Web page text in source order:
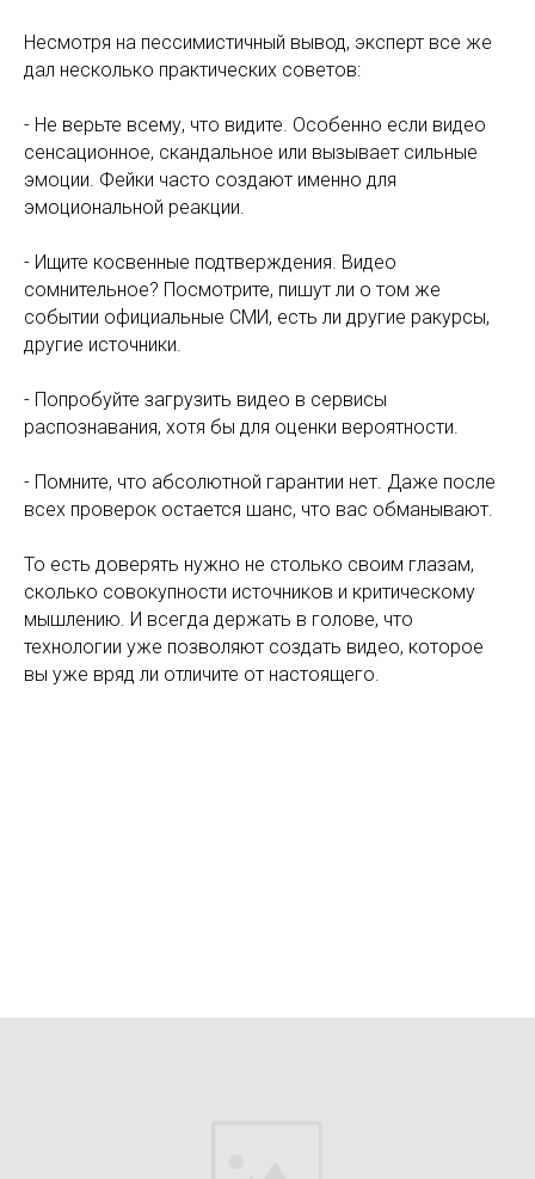
Несмотря на пессимистичный вывод, эксперт все же
дал несколько практических советов:
- Не верьте всему, что видите. Особенно если видео
сенсационное, скандальное или вызывает сильные
эмоции. Фейки часто создают именно для
эмоциональной реакции.
- Ищите косвенные подтверждения. Видео
сомнительное? Посмотрите, пишут ли о том же
событии официальные СМИ, есть ли другие ракурсы,
другие источники.
- Попробуйте загрузить видео в сервисы
распознавания, хотя бы для оценки вероятности.
- Помните, что абсолютной гарантии нет. Даже после
всех проверок остается шанс, что вас обманывают.
То есть доверять нужно не столько своим глазам,
сколько совокупности источников и критическому
мышлению. И всегда держать в голове, что
технологии уже позволяют создать видео, которое
вы уже вряд ли отличите от настоящего.